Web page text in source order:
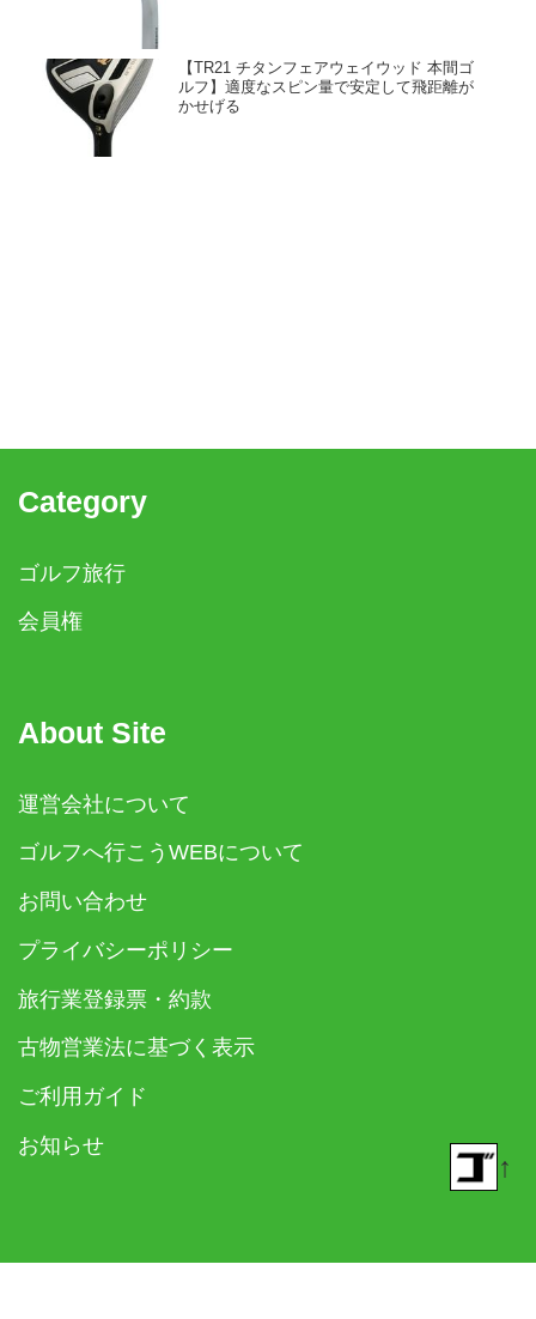
【TR21 チタンフェアウェイウッド 本間ゴ
ルフ】適度なスピン量で安定して飛距離が
かせげる
Category
ゴルフ旅行
会員権
About Site
運営会社について
ゴルフへ行こうWEBについて
お問い合わせ
プライバシーポリシー
旅行業登録票・約款
古物営業法に基づく表示
ご利用ガイド
お知らせ
↑